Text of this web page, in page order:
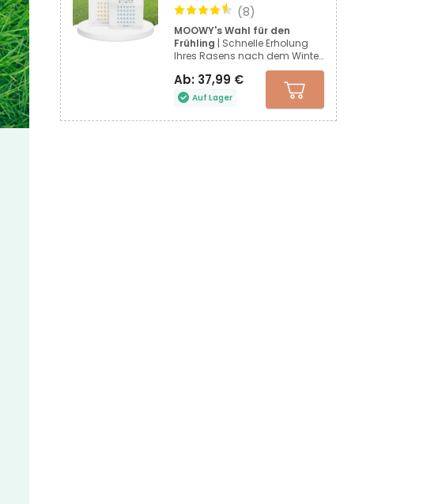
(8)
MOOWY's Wahl für den
Frühling | Schnelle Erholung
Ihres Rasens nach dem Winter
| Ein starker Rasen verhindert
Unkrautwuchs
Ab: 37,99 €
Auf Lager